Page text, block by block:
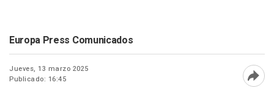
Europa Press Comunicados
Jueves, 13 marzo 2025
Publicado: 16:45